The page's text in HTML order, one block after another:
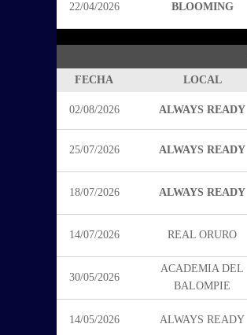
22/04/2026 BLOOMING
FECHA
LOCAL
02/08/2026 ALWAYS READY
25/07/2026 ALWAYS READY
18/07/2026 ALWAYS READY
14/07/2026 REAL ORURO
30/05/2026
ACADEMIA DEL
BALOMPIE
14/05/2026 ALWAYS READY